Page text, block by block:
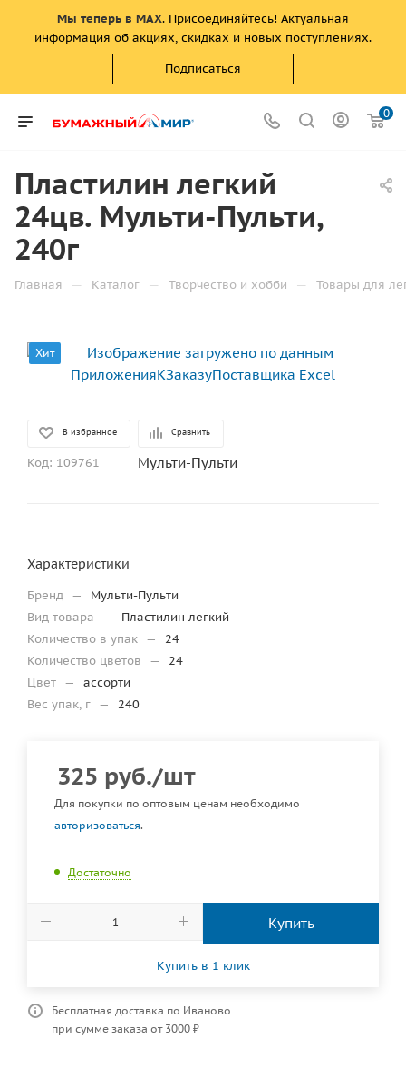
Мы теперь в MAX. Присоединяйтесь! Актуальная
информация об акциях, скидках и новых поступлениях.
Подписаться
0
Пластилин легкий
24цв. Мульти-Пульти,
240г
Главная — Каталог — Творчество и хобби — Товары для
Хит
В избранное Сравнить
Код: 109761 Мульти-Пульти
Характеристики
Бренд —
Мульти-Пульти
Вид товара
—
Пластилин легкий
Количество в упак —
24
Количество цветов
—
24
Цвет —
ассорти
Вес упак, г — 240
325 руб./шт
Для покупки по оптовым ценам необходимо
авторизоваться.
Достаточно
Купить
Купить в 1 клик
Бесплатная доставка по Иваново
при сумме заказа от 3000 ₽